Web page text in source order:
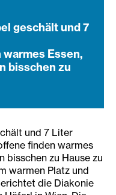
geschält und 7
Essen,
bisschen zu
und 7 Liter
finden warmes
bisschen zu Hause zu
warmen Platz und
die Diakonie